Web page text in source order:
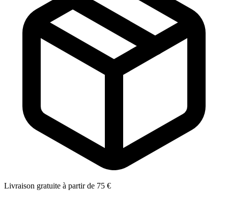
Livraison gratuite à partir de 75 €